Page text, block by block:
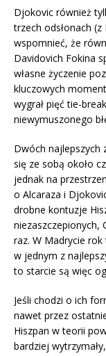
Djokovic również
trzech odsłonach
wspomnieć, że
Davidovich Fokina
własne życzenie
kluczowych
wygrał pięć tie-
niewymuszonego
Dwóch najlepszych
się ze sobą około
jednak na
o Alcaraza i
drobne kontuzje
niezaszczepionych,
raz. W Madrycie
w jednym z
to starcie są więc
Jeśli chodzi o ich
nawet przez
Hiszpan w teorii
bardziej